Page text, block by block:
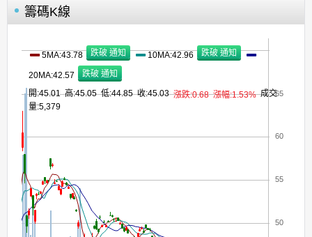
籌碼K線
50
55
60
65
5MA:43.78 10MA:42.96
20MA:42.57
開:45.01 高:45.05 低:44.85 收:45.03漲跌:0.68 漲幅:1.53%成交
量:5,379